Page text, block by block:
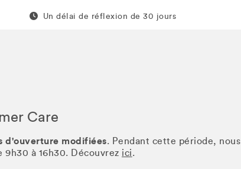
Un délai de réflexion de 60 jours
Un délai de réflexion de 30 jours
Care
d'ouverture modifiées. Pendant cette période, nous
à 16h30. Découvrez ici.